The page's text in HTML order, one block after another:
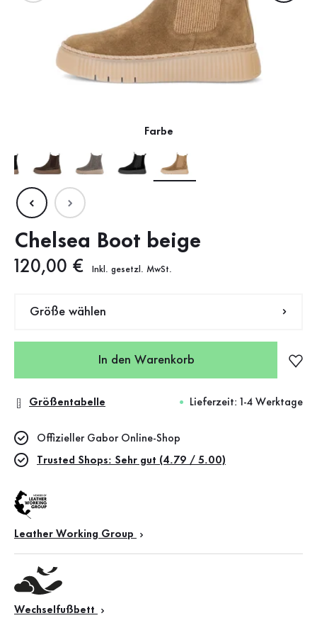
Farbe
Chelsea Boot beige
Neuer Preis
120,00 € Inkl. gesetzl. MwSt.
Größe wählen
In den Warenkorb
Größentabelle Lieferzeit: 1-4 Werktage
Offizieller Gabor Online-Shop
Trusted Shops: Sehr gut (4.79 / 5.00)
Leather Working Group
Wechselfußbett